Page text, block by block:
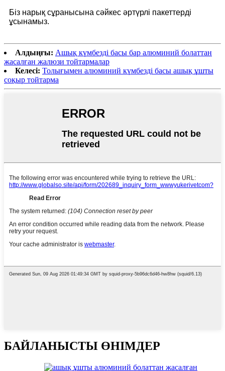
Біз нарық сұранысына сәйкес әртүрлі пакеттерді
ұсынамыз.
Алдыңғы: Ашық күмбезді басы бар алюминий болаттан
жасалған жалюзи тойтармалар
Келесі: Толығымен алюминий күмбезді басы ашық ұшты
соқыр тойтарма
БАЙЛАНЫСТЫ ӨНІМДЕР